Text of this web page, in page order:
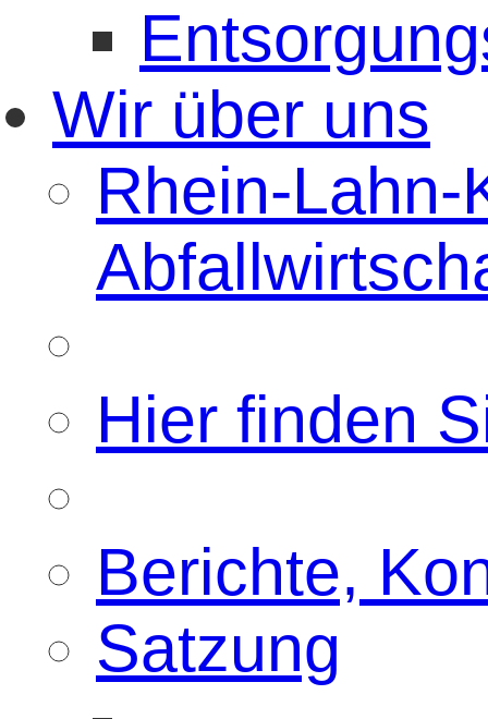
Wir über uns
Rhein-Lahn-
Hier finden
Berichte,
Satzung